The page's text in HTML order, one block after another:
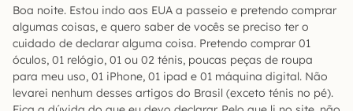
Boa noite. Estou indo aos EUA a passeio e pretendo comprar
algumas coisas, e quero saber de vocês se preciso ter o
cuidado de declarar alguma coisa. Pretendo comprar 01
óculos, 01 relógio, 01 ou 02 ténis, poucas peças de roupa
para meu uso, 01 iPhone, 01 ipad e 01 máquina digital. Não
levarei nenhum desses artigos do Brasil (exceto ténis no pé).